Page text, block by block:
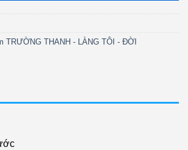
TRƯỜNG THANH - LÀNG TÔI - ĐỜI